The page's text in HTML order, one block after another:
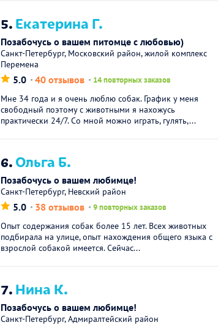
5.Екатерина Г.
Позабочусь о вашем питомце с любовью)
Санкт-Петербург, Московский район, жилой комплекс
Перемена
5.0 40 отзывов 14 повторных заказов
Мне 34 года и я очень люблю собак. График у меня
свободный поэтому с животными я нахожусь
практически 24/7. Со мной можно играть, гулять,...
6.Ольга Б.
Позабочусь о вашем любимце!
Санкт-Петербург, Невский район
5.0 38 отзывов 9 повторных заказов
Опыт содержания собак более 15 лет. Всех животных
подбирала на улице, опыт нахождения общего языка с
взрослой собакой имеется. Сейчас...
7.Нина К.
Позабочусь о вашем любимце!
Санкт-Петербург, Адмиралтейский район